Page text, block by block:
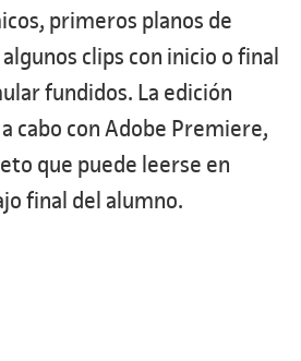
primeros planos de
clips con inicio o final
fundidos. La edición
cabo con Adobe Premiere,
que puede leerse en
final del alumno.